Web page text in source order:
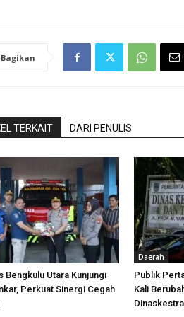
Bagikan
TERKAIT DARI PENULIS
Bengkulu Utara Kunjungi
Perkuat Sinergi Cegah
Daerah
Publik
Kali